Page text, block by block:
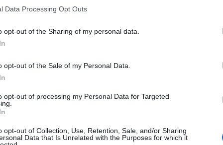
Data Processing Opt Outs
opt-out of the Sharing of my personal data.
opt-out of the Sale of my Personal Data.
opt-out of processing my Personal Data for Targeted
opt-out of Collection, Use, Retention, Sale, and/or Sharing
Data that Is Unrelated with the Purposes for which it
στην περιοχή του Μαντουδίου,
από τον Νοέμβριο του 2023 και τον Μάιο
στους κατοίκους.
λόγω ελλιπών, όπως αναφέρεται,
ιδιωτικά κτίρια και περιορισμένων
στο παρελθόν.